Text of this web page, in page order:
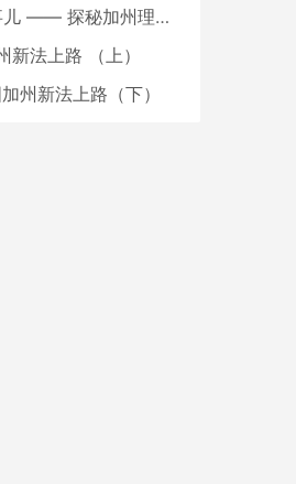
州理工学院Caltech博士生活 [上集]
法上路 （上）
州新法上路（下）